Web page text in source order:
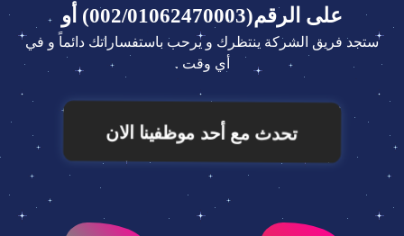
على الرقم(002/01062470003) أو
ستجد فريق الشركة ينتظرك و يرحب باستفساراتك دائماً و في
أي وقت .
تحدث مع أحد موظفينا الان